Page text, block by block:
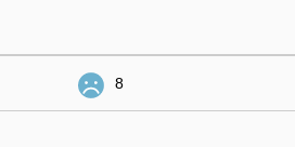
8